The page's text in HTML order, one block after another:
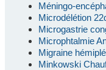
Méningo-
Microdélétion
Microgastrie
Microphtalmie
Migraine
Minkowski